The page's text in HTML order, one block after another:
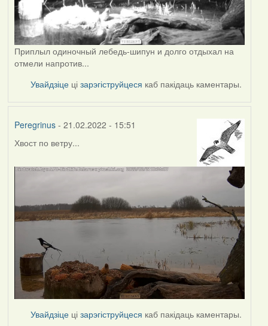
Приплыл одиночный лебедь-шипун и долго отдыхал на
отмели напротив...
Увайдзіце цізарэгіструйцеся каб пакідаць каментары.
Peregrinus- 21.02.2022 - 15:51
Хвост по ветру...
Увайдзіце цізарэгіструйцеся каб пакідаць каментары.